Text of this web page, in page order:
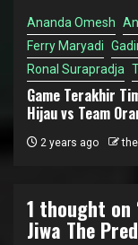
Ananda Omesh
Ferry Maryadi
Ronal Surapradja
Game Terakhir
Hijau vs Team
2 years ago
1 thought on
Jiwa The